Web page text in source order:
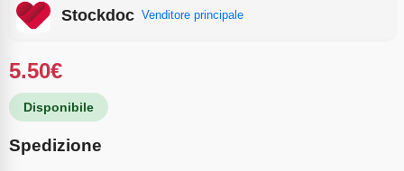
Stockdoc Venditore principale
5.50€
Disponibile
Spedizione